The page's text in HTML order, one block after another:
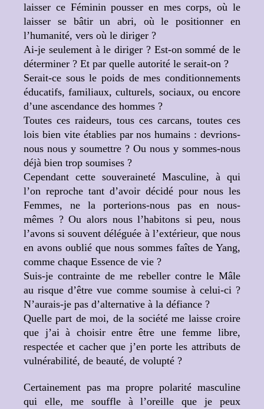
laisser ce Féminin pousser en mes corps, où le
laisser se bâtir un abri, où le positionner en
l’humanité, vers où le diriger ?
Ai-je seulement à le diriger ? Est-on sommé de le
déterminer ? Et par quelle autorité le serait-on ?
Serait-ce sous le poids de mes conditionnements
éducatifs, familiaux, culturels, sociaux, ou encore
d’une ascendance des hommes ?
Toutes ces raideurs, tous ces carcans, toutes ces
lois bien vite établies par nos humains : devrions-
nous nous y soumettre ? Ou nous y sommes-nous
déjà bien trop soumises ?
Cependant cette souveraineté Masculine, à qui
l’on reproche tant d’avoir décidé pour nous les
Femmes, ne la porterions-nous pas en nous-
mêmes ? Ou alors nous l’habitons si peu, nous
l’avons si souvent déléguée à l’extérieur, que nous
en avons oublié que nous sommes faîtes de Yang,
comme chaque Essence de vie ?
Suis-je contrainte de me rebeller contre le Mâle
au risque d’être vue comme soumise à celui-ci ?
N’aurais-je pas d’alternative à la défiance ?
Quelle part de moi, de la société me laisse croire
que j’ai à choisir entre être une femme libre,
respectée et cacher que j’en porte les attributs de
vulnérabilité, de beauté, de volupté ?
Certainement pas ma propre polarité masculine
qui elle, me souffle à l’oreille que je peux